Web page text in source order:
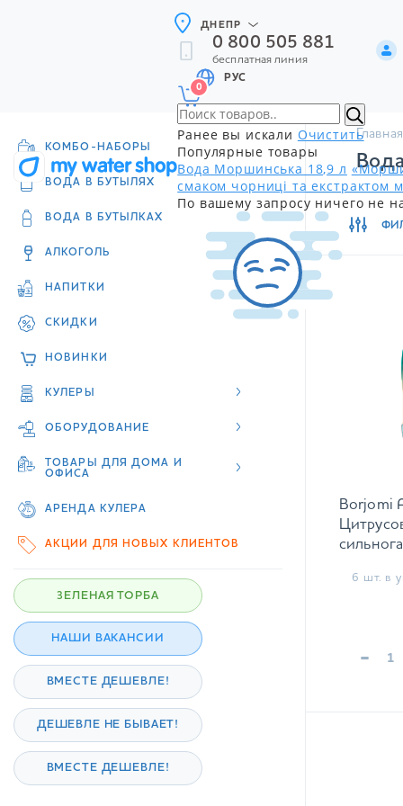
ДНЕПР
0 800 505 881
бесплатная линия
РУС
0
Ранее вы искали Очистить
Популярные товары
Вода Моршинська 18,9 л
смаком чорниці та екстрактом
По вашему запросу ничего не
КОМБО-НАБОРЫ
ВОДА В БУТЫЛЯХ
ВОДА В БУТЫЛКАХ
АЛКОГОЛЬ
НАПИТКИ
СКИДКИ
НОВИНКИ
КУЛЕРЫ
ОБОРУДОВАНИЕ
ТОВАРЫ ДЛЯ ДОМА И
ОФИСА
АРЕНДА КУЛЕРА
АКЦИИ ДЛЯ НОВЫХ КЛИЕНТОВ
ЗЕЛЕНАЯ ТОРБА
НАШИ ВАКАНСИИ
ВМЕСТЕ ДЕШЕВЛЕ!
ДЕШЕВЛЕ НЕ БЫВАЕТ!
ВМЕСТЕ ДЕШЕВЛЕ!
Главная
Borjomi
6 шт. в
-